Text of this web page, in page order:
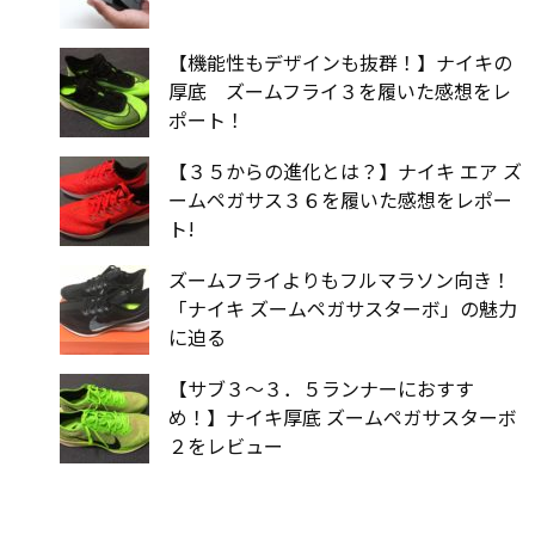
【機能性もデザインも抜群！】ナイキの
厚底 ズームフライ３を履いた感想をレ
ポート！
【３５からの進化とは？】ナイキ エア ズ
ームペガサス３６を履いた感想をレポー
ト!
ズームフライよりもフルマラソン向き！
「ナイキ ズームペガサスターボ」の魅力
に迫る
【サブ３〜３．５ランナーにおすす
め！】ナイキ厚底 ズームペガサスターボ
２をレビュー